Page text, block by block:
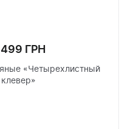
499 ГРН
«Четырехлистный
клевер»